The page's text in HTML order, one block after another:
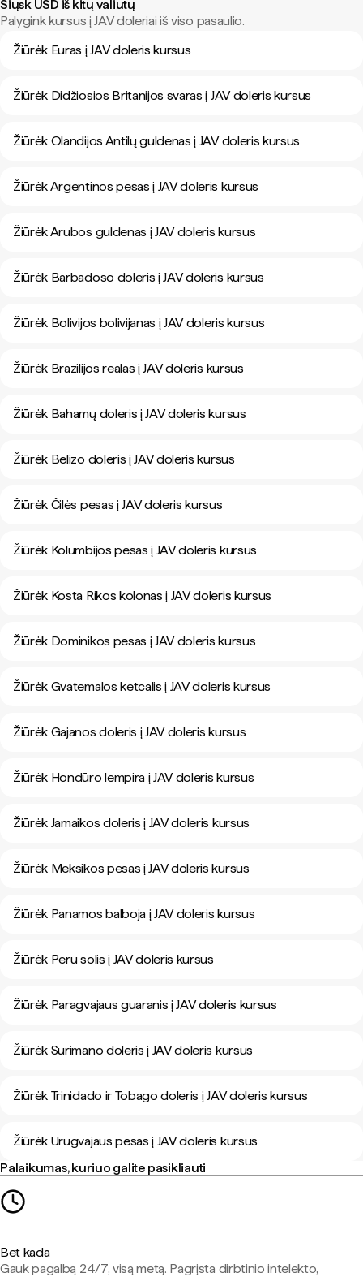
Siųsk USD iš kitų valiutų
Palygink kursus į JAV doleriai iš viso pasaulio.
Žiūrėk Euras į JAV doleris kursus
Žiūrėk Didžiosios Britanijos svaras į JAV doleris kursus
Žiūrėk Olandijos Antilų guldenas į JAV doleris kursus
Žiūrėk Argentinos pesas į JAV doleris kursus
Žiūrėk Arubos guldenas į JAV doleris kursus
Žiūrėk Barbadoso doleris į JAV doleris kursus
Žiūrėk Bolivijos bolivijanas į JAV doleris kursus
Žiūrėk Brazilijos realas į JAV doleris kursus
Žiūrėk Bahamų doleris į JAV doleris kursus
Žiūrėk Belizo doleris į JAV doleris kursus
Žiūrėk Čilės pesas į JAV doleris kursus
Žiūrėk Kolumbijos pesas į JAV doleris kursus
Žiūrėk Kosta Rikos kolonas į JAV doleris kursus
Žiūrėk Dominikos pesas į JAV doleris kursus
Žiūrėk Gvatemalos ketcalis į JAV doleris kursus
Žiūrėk Gajanos doleris į JAV doleris kursus
Žiūrėk Hondūro lempira į JAV doleris kursus
Žiūrėk Jamaikos doleris į JAV doleris kursus
Žiūrėk Meksikos pesas į JAV doleris kursus
Žiūrėk Panamos balboja į JAV doleris kursus
Žiūrėk Peru solis į JAV doleris kursus
Žiūrėk Paragvajaus guaranis į JAV doleris kursus
Žiūrėk Surimano doleris į JAV doleris kursus
Žiūrėk Trinidado ir Tobago doleris į JAV doleris kursus
Žiūrėk Urugvajaus pesas į JAV doleris kursus
Palaikumas, kuriuo galite pasikliauti
Bet kada
Gauk pagalbą 24/7, visą metą. Pagrįsta dirbtinio intelekto,